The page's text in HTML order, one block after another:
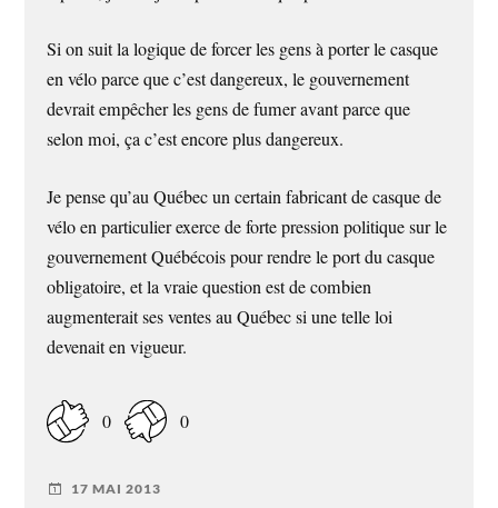
Si on suit la logique de forcer les gens à porter le casque
en vélo parce que c’est dangereux, le gouvernement
devrait empêcher les gens de fumer avant parce que
selon moi, ça c’est encore plus dangereux.
Je pense qu’au Québec un certain fabricant de casque de
vélo en particulier exerce de forte pression politique sur le
gouvernement Québécois pour rendre le port du casque
obligatoire, et la vraie question est de combien
augmenterait ses ventes au Québec si une telle loi
devenait en vigueur.
0 0
17 MAI 2013